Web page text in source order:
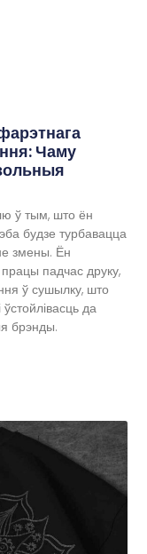
Чаму
ў тым, што ён
будзе турбавацца
змены. Ён
падчас друку,
ў сушылку, што
да
брэнды.